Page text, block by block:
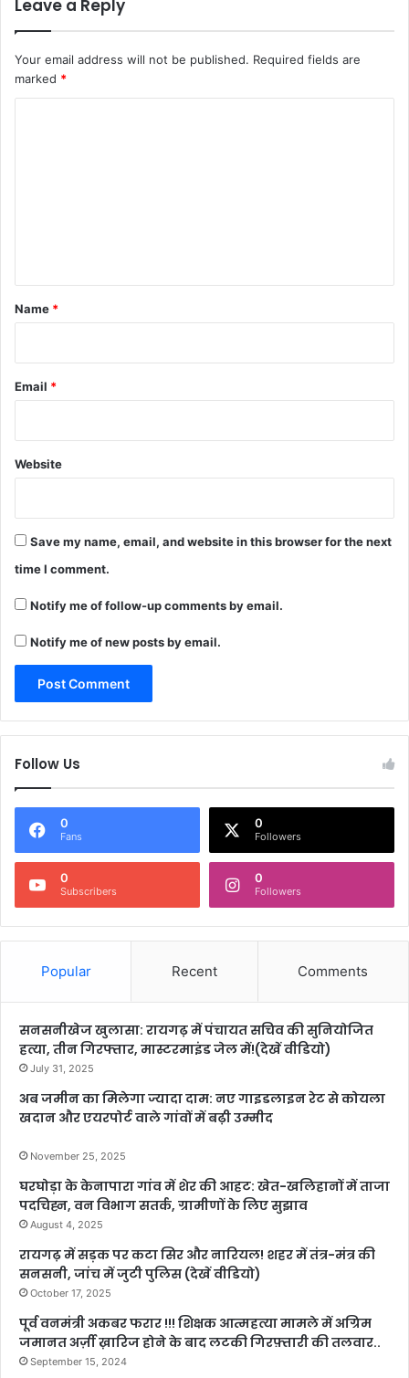
Leave a Reply
Your email address will not be published. Required fields are
marked *
*
Name *
Email *
Website
Save my name, email, and website in this browser for the next
time I comment.
Notify me of follow-up comments by email.
Notify me of new posts by email.
Follow Us
0
Fans
0
Followers
0
Subscribers
0
Followers
Popular Recent Comments
सनसनीखेज खुलासा: रायगढ़ में पंचायत सचिव की सुनियोजित
हत्या, तीन गिरफ्तार, मास्टरमाइंड जेल में!(देखें वीडियो)
July 31, 2025
अब जमीन का मिलेगा ज्यादा दाम: नए गाइडलाइन रेट से कोयला
खदान और एयरपोर्ट वाले गांवों में बढ़ी उम्मीद
November 25, 2025
घरघोड़ा के केनापारा गांव में शेर की आहट: खेत-खलिहानों में ताजा
पदचिह्न, वन विभाग सतर्क, ग्रामीणों के लिए सुझाव
August 4, 2025
रायगढ़ में सड़क पर कटा सिर और नारियल! शहर में तंत्र-मंत्र की
सनसनी, जांच में जुटी पुलिस (देखें वीडियो)
October 17, 2025
पूर्व वनमंत्री अकबर फरार !!! शिक्षक आत्महत्या मामले में अग्रिम
जमानत अर्ज़ी ख़ारिज होने के बाद लटकी गिरफ़्तारी की तलवार..
September 15, 2024